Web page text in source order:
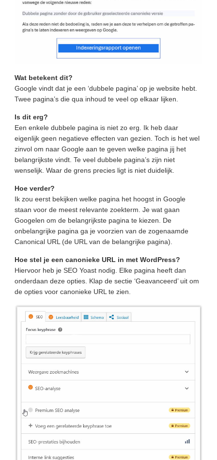
Wat betekent dit?
Google vindt dat je een ‘dubbele pagina’ op je website hebt.
Twee pagina’s die qua inhoud te veel op elkaar lijken.
Is dit erg?
Een enkele dubbele pagina is niet zo erg. Ik heb daar
eigenlijk geen negatieve effecten van gezien. Toch is het wel
zinvol om naar Google aan te geven welke pagina jij het
belangrijkste vindt. Te veel dubbele pagina’s zijn niet
wenselijk. Waar de grens precies ligt is niet duidelijk.
Hoe verder?
Ik zou eerst bekijken welke pagina het hoogst in Google
staan voor de meest relevante zoekterm. Je wat gaan
Googelen om de belangrijkste pagina te kiezen. De
onbelangrijke pagina ga je voorzien van de zogenaamde
Canonical URL (de URL van de belangrijke pagina).
Hoe stel je een canonieke URL in met WordPress?
Hiervoor heb je SEO Yoast nodig. Elke pagina heeft dan
onderdaan deze opties. Klap de sectie ‘Geavanceerd’ uit om
de opties voor canonieke URL te zien.